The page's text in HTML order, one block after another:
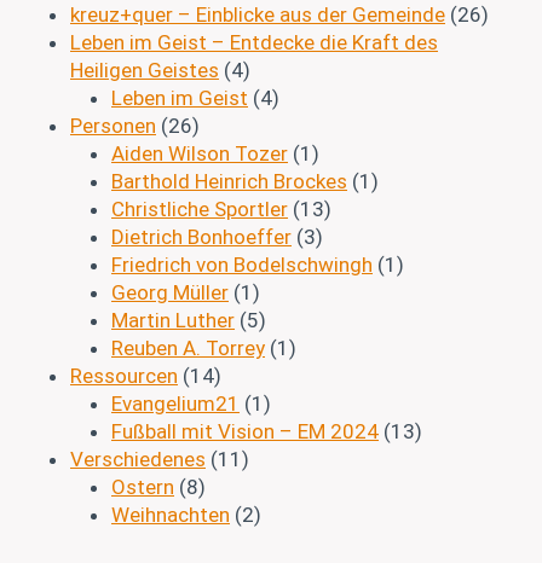
kreuz+quer – Einblicke aus der Gemeinde (26)
Leben im Geist – Entdecke die Kraft des
Heiligen Geistes (4)
Leben im Geist (4)
Personen (26)
Aiden Wilson Tozer (1)
Barthold Heinrich Brockes (1)
Christliche Sportler (13)
Dietrich Bonhoeffer (3)
Friedrich von Bodelschwingh (1)
Georg Müller (1)
Martin Luther (5)
Reuben A. Torrey (1)
Ressourcen (14)
Evangelium21 (1)
Fußball mit Vision – EM 2024 (13)
Verschiedenes (11)
Ostern (8)
Weihnachten (2)